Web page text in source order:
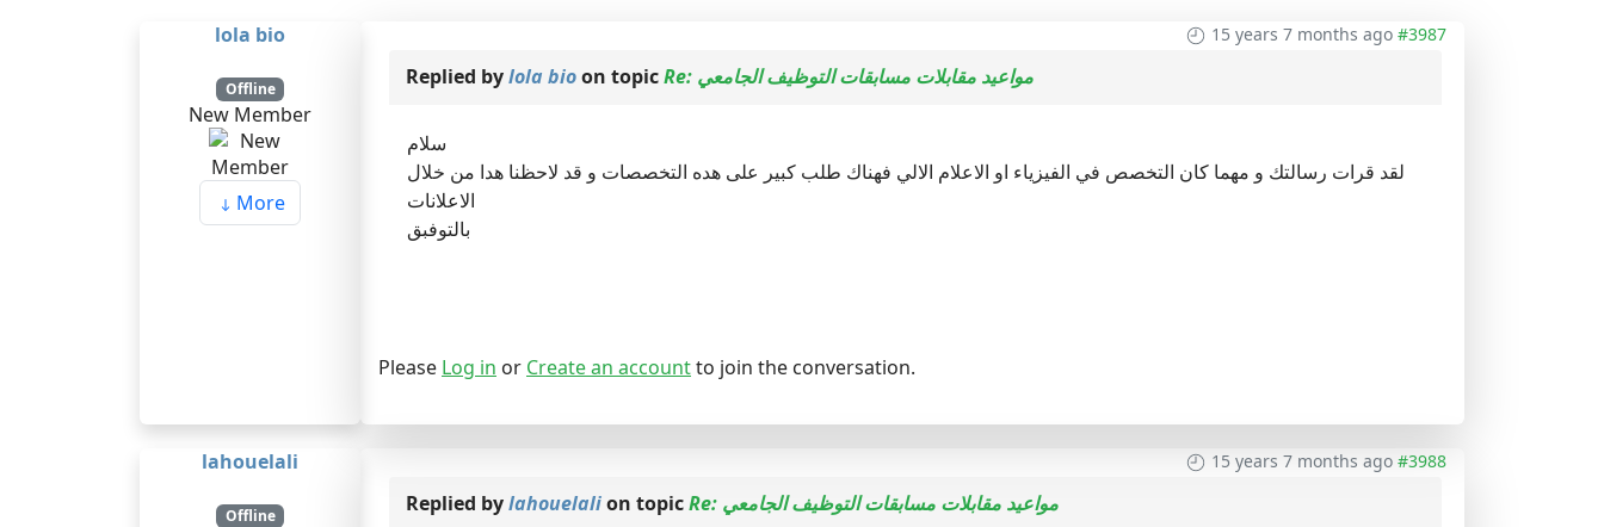
lola bio
Offline
New Member
More
15 years 7 months ago #3987
Replied bylola bioon topic Re: مواعيد مقابلات مسابقات التوظيف الجامعي
سلام
لقد قرات رسالتك و مهما كان التخصص في الفيزياء او الاعلام الالي فهناك طلب كبير على هده التخصصات و قد لاحظنا هدا من خلال
الاعلانات
بالتوفبق
Please Log in or Create an accountto join the conversation.
lahouelali
Offline
15 years 7 months ago #3988
Replied bylahouelalion topic Re: مواعيد مقابلات مسابقات التوظيف الجامعي